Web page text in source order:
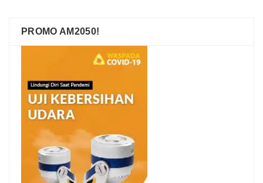
PROMO AM2050!